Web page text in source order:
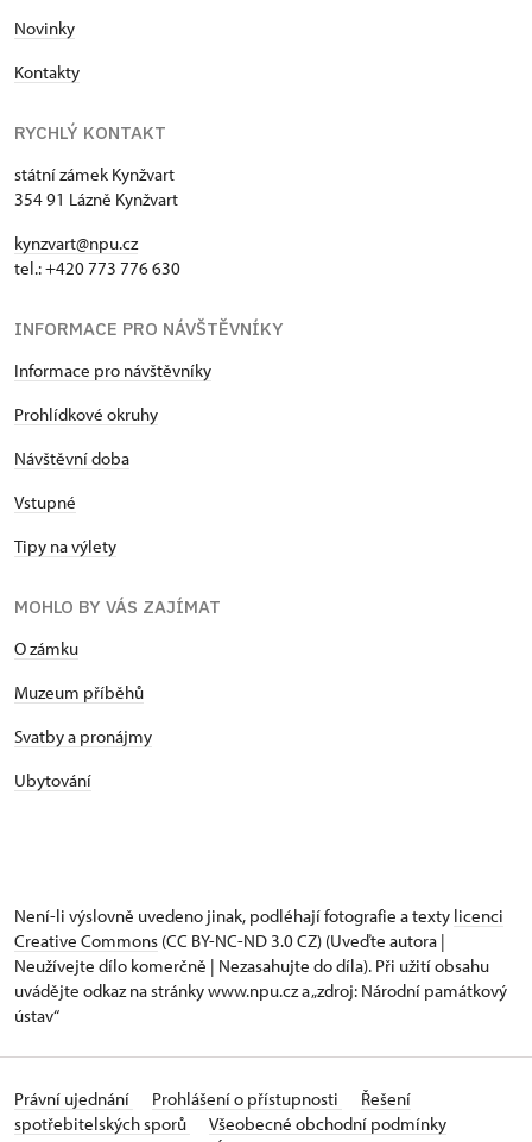
Novinky
Kontakty
RYCHLÝ KONTAKT
státní zámek Kynžvart
354 91 Lázně Kynžvart
kynzvart@npu.cz
tel.: +420 773 776 630
INFORMACE PRO NÁVŠTĚVNÍKY
Informace pro návštěvníky
Prohlídkové okruhy
Návštěvní doba
Vstupné
Tipy na výlety
MOHLO BY VÁS ZAJÍMAT
O zámku
Muzeum příběhů
Svatby a pronájmy
Ubytování
Není-li výslovně uvedeno jinak, podléhají fotografie a texty licenci
Creative Commons (CC BY-NC-ND 3.0 CZ) (Uveďte autora |
Neužívejte dílo komerčně | Nezasahujte do díla). Při užití obsahu
uvádějte odkaz na stránky www.npu.cz a „zdroj: Národní památkový
ústav“
Právní ujednání Prohlášení o přístupnosti
Řešení
spotřebitelských sporů
Všeobecné obchodní podmínky